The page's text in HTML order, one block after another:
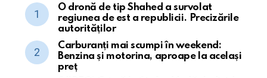
O dronă de tip Shahed a survolat
regiunea de est a republicii. Precizările
autorităților
Carburanți mai scumpi în weekend:
Benzina și motorina, aproape la același
preț